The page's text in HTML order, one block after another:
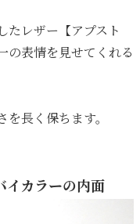
たレザー【アプスト
の表情を見せてくれる
長く保ちます。
イカラーの内面